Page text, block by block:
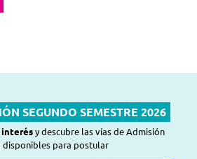
SEGUNDO SEMESTRE 2026
interésy descubre las vías de Admisión
disponibles para postular